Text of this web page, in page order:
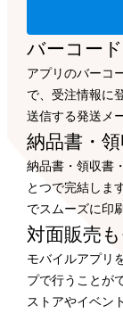
バーコー
アプリのバーコ
で、受注情報に
送信する発送メ
納品書・
納品書・領収書
とつで完結しま
でスムーズに印
対面販売
モバイルアプリ
プで行うことが
ストアやイベン